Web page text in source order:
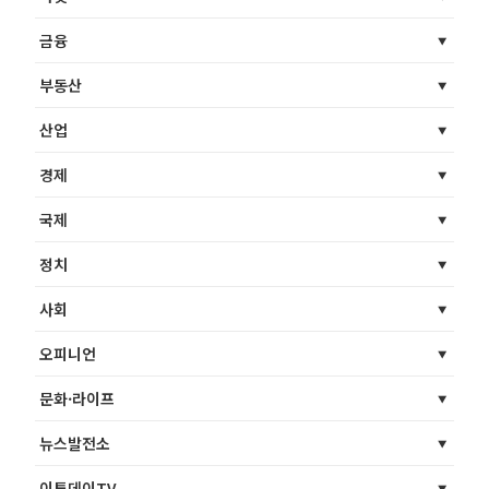
금융
부동산
산업
경제
국제
정치
사회
오피니언
문화·라이프
뉴스발전소